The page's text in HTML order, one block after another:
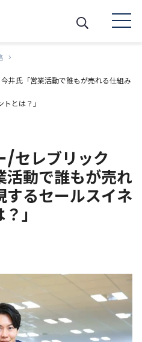
井氏「営業活動で誰もが売れる仕組み
とは？」
/セレブリック
活動で誰もが売れ
するセールスイネ
」